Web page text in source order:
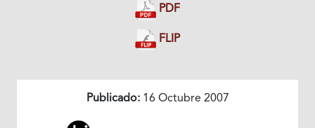
PDF
FLIP
Publicado:16 Octubre 2007